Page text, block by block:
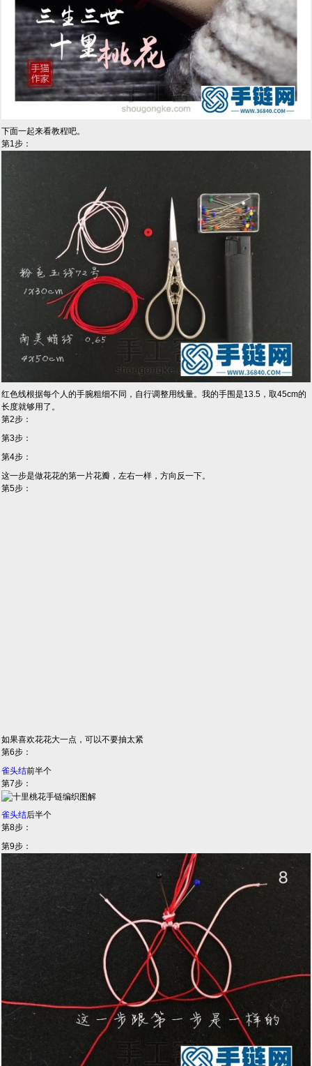
下面一起来看教程吧。
第1步：
红色线根据每个人的手腕粗细不同，自行调整用线量。我的手围是13.5，取45cm的
长度就够用了。
第2步：
第3步：
第4步：
这一步是做花花的第一片花瓣，左右一样，方向反一下。
第5步：
如果喜欢花花大一点，可以不要抽太紧
第6步：
雀头结前半个
第7步：
雀头结后半个
第8步：
第9步：